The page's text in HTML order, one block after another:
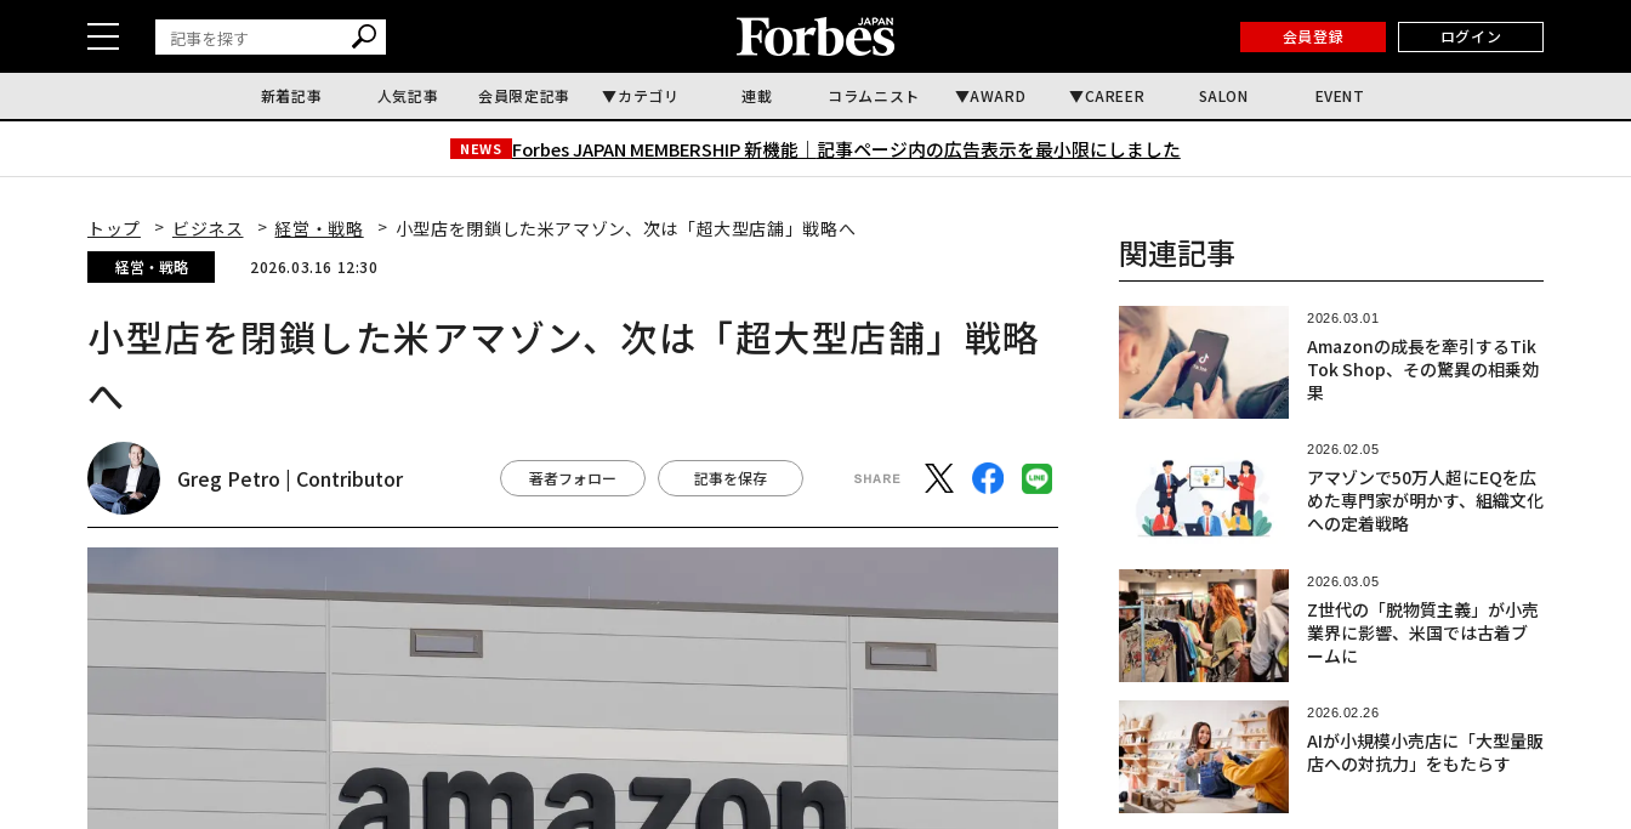
会員登録 ログイン
新着記事 人気記事 会員限定記事 カテゴリ 連載 コラムニスト AWARD CAREER SALON EVENT
NEWS Forbes JAPAN MEMBERSHIP 新機能｜ 記事ページ内の広告表示を最小限にしました
トップ ビジネス 経営・戦略 小型店を閉鎖した米アマゾン、次は「超大型店舗」戦略へ
経営・戦略 2026.03.16 12:30
小型店を閉鎖した米アマゾン、次は「超大型店舗」戦略
へ
Greg Petro | Contributor 著者フォロー 記事を保存
関連記事
2026.03.01
Amazonの成長を牽引するTik
Tok Shop、その驚異の相乗効
果
2026.02.05
アマゾンで50万人超にEQを広
めた専門家が明かす、組織文化
への定着戦略
2026.03.05
Z世代の「脱物質主義」が小売
業界に影響、米国では古着ブ
ームに
2026.02.26
AIが小規模小売店に「大型量販
店への対抗力」をもたらす